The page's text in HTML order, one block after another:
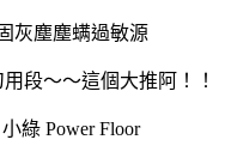
灰塵塵螨過敏源
段～～這個大推阿！！